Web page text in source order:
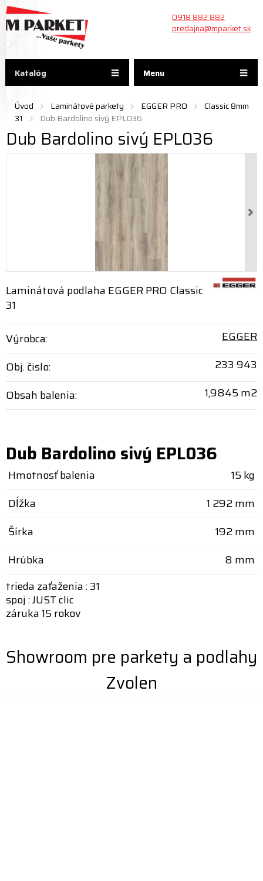
Menu
0918 882 882
predajna@mparket.sk
Úvod Laminátové parkety EGGER PRO
Classic 8mm
31
Dub Bardolino sivý EPL036
Dub Bardolino sivý EPL036
Laminátová podlaha EGGER PRO Classic
31
Výrobca:
EGGER
Obj. čislo:
233 943
Obsah balenia:
1,9845 m2
Dub Bardolino sivý EPL036
Hmotnosť balenia
15 kg
Dĺžka
1 292 mm
Šírka
192 mm
Hrúbka
8 mm
trieda zaťaženia : 31
spoj : JUST clic
záruka 15 rokov
Katalóg
Showroom pre parkety a podlahy
Zvolen